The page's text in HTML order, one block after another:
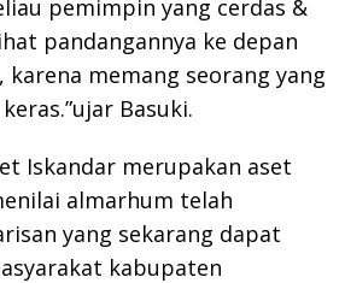
pemimpin yang cerdas &
pandangannya ke depan
memang seorang yang
Basuki.
Iskandar merupakan aset
almarhum telah
yang sekarang dapat
kabupaten